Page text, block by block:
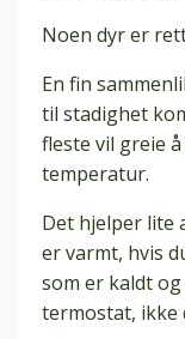
Noen dyr er
En fin
til stadighet
fleste vil greie
temperatur.
Det hjelper lite
er varmt, hvis
som er kaldt
termostat, ikke